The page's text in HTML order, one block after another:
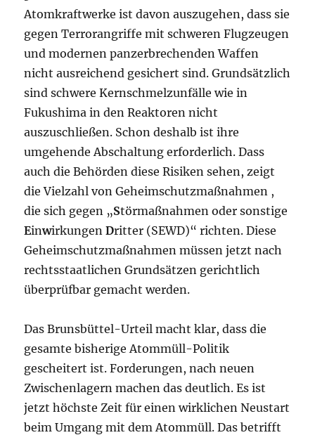
Atomkraftwerke ist davon auszugehen, dass sie
gegen Terrorangriffe mit schweren Flugzeugen
und modernen panzerbrechenden Waffen
nicht ausreichend gesichert sind. Grundsätzlich
sind schwere Kernschmelzunfälle wie in
Fukushima in den Reaktoren nicht
auszuschließen. Schon deshalb ist ihre
umgehende Abschaltung erforderlich. Dass
auch die Behörden diese Risiken sehen, zeigt
die Vielzahl von Geheimschutzmaßnahmen ,
die sich gegen „Störmaßnahmen oder sonstige
EinwirkungenDritter (SEWD)“ richten. Diese
Geheimschutzmaßnahmen müssen jetzt nach
rechtsstaatlichen Grundsätzen gerichtlich
überprüfbar gemacht werden.
Das Brunsbüttel-Urteil macht klar, dass die
gesamte bisherige Atommüll-Politik
gescheitert ist. Forderungen, nach neuen
Zwischenlagern machen das deutlich. Es ist
jetzt höchste Zeit für einen wirklichen Neustart
beim Umgang mit dem Atommüll. Das betrifft